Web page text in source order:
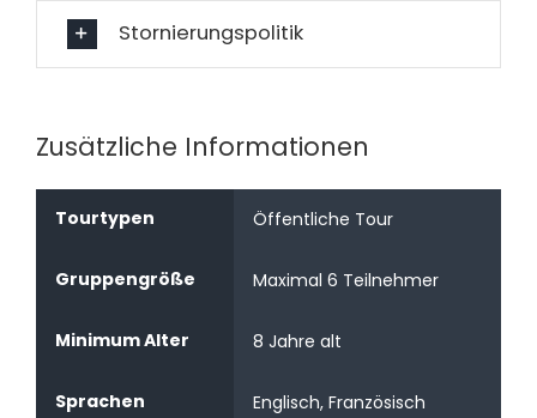
Stornierungspolitik
Zusätzliche Informationen
Tourtypen Öffentliche Tour
Gruppengröße Maximal 6 Teilnehmer
Minimum Alter 8 Jahre alt
Sprachen Englisch, Französisch